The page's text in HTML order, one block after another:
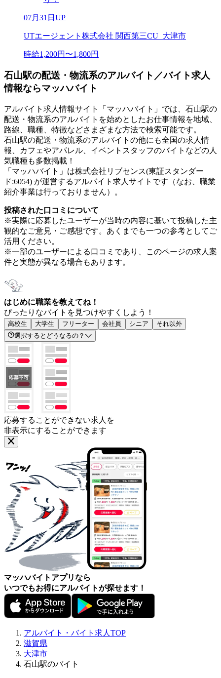
07月31日UP
UTエージェント株式会社 関西第三CU_大津市
時給1,200円〜1,800円
石山駅の配送・物流系のアルバイト／バイト求人
情報ならマッハバイト
アルバイト求人情報サイト「マッハバイト」では、石山駅の
配送・物流系のアルバイトを始めとしたお仕事情報を地域、
路線、職種、特徴などさまざまな方法で検索可能です。
石山駅の配送・物流系のアルバイトの他にも全国の求人情
報、カフェやアパレル、イベントスタッフのバイトなどの人
気職種も多数掲載！
「マッハバイト」は株式会社リブセンス(東証スタンダー
ド:6054) が運営するアルバイト求人サイトです（なお、職業
紹介事業は行っておりません）。
投稿された口コミについて
※実際に応募したユーザーが当時の内容に基いて投稿した主
観的なご意見・ご感想です。あくまでも一つの参考としてご
活用ください。
※一部のユーザーによる口コミであり、このページの求人案
件と実態が異なる場合もあります。
はじめに職業を教えてね！
ぴったりなバイトを見つけやすくしよう！
高校生 大学生 フリーター 会社員 シニア
それ以外
選択するとどうなるの？
応募することができない求人を
非表示にすることができます
マッハバイトアプリなら
いつでもお得にアルバイトが探せます！
アルバイト・バイト求人TOP
滋賀県
大津市
石山駅のバイト